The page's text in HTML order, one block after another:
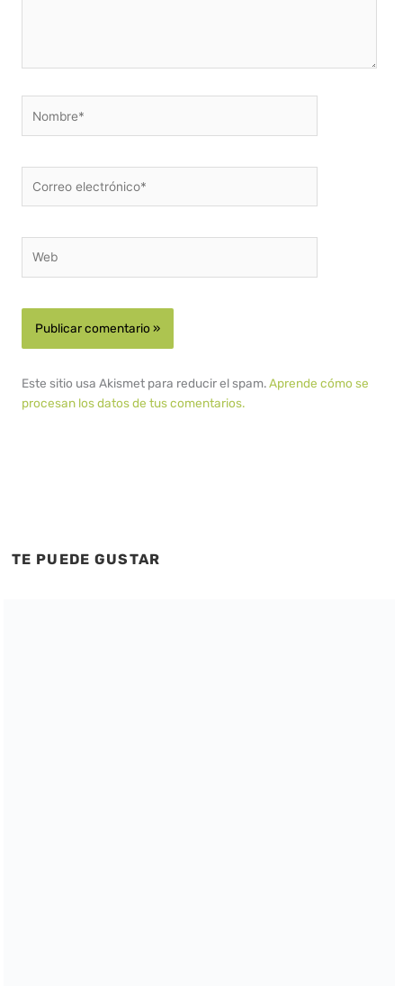
electrónico*
Este sitio usa Akismet para reducir el spam.Aprende cómo se
procesan los datos de tus comentarios.
TE PUEDE GUSTAR